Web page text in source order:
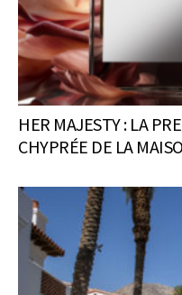
HER MAJESTY : LA
CHYPRÉE DE LA